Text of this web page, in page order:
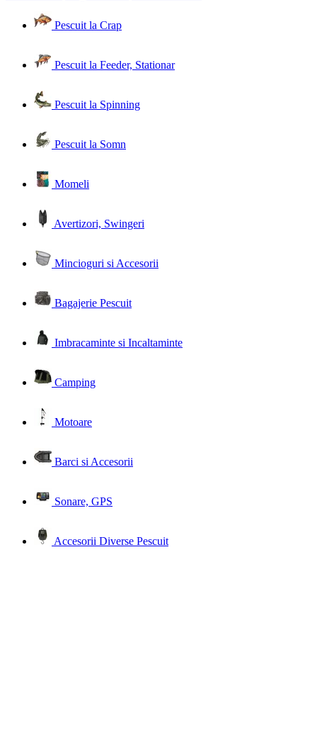
Pescuit la Crap
Pescuit la Feeder, Stationar
Pescuit la Spinning
Pescuit la Somn
Momeli
Avertizori, Swingeri
Mincioguri si Accesorii
Bagajerie Pescuit
Imbracaminte si Incaltaminte
Camping
Motoare
Barci si Accesorii
Sonare, GPS
Accesorii Diverse Pescuit